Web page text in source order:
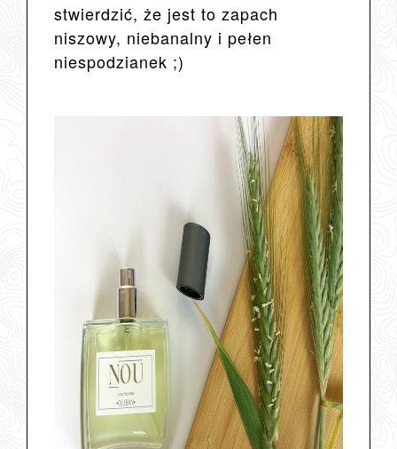
stwierdzić, że jest to zapach
niszowy, niebanalny i pełen
niespodzianek ;)